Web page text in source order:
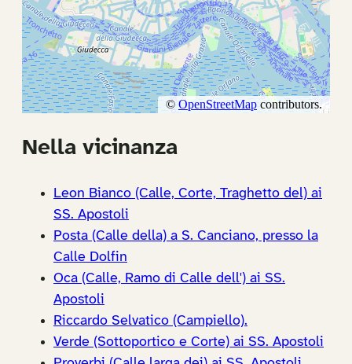
Nella vicinanza
Leon Bianco (Calle, Corte, Traghetto del) ai
SS. Apostoli
Posta (Calle della) a S. Canciano, presso la
Calle Dolfin
Oca (Calle, Ramo di Calle dell') ai SS.
Apostoli
Riccardo Selvatico (Campiello).
Verde (Sottoportico e Corte) ai SS. Apostoli